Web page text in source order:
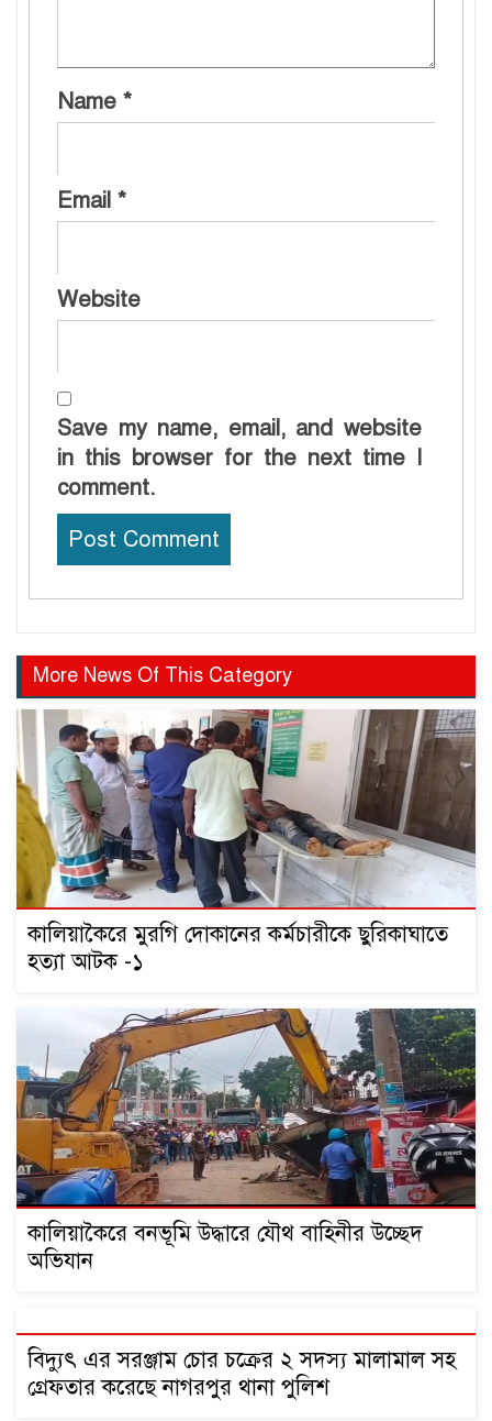
Name *
Email *
Website
Save my name, email, and website
in this browser for the next time I
comment.
More News Of This Category
কালিয়াকৈরে মুরগি দোকানের কর্মচারীকে ছুরিকাঘাতে
হত্যা আটক -১
কালিয়াকৈরে বনভূমি উদ্ধারে যৌথ বাহিনীর উচ্ছেদ
অভিযান
বিদ্যুৎ এর সরঞ্জাম চোর চক্রের ২ সদস্য মালামাল সহ
গ্রেফতার করেছে নাগরপুর থানা পুলিশ